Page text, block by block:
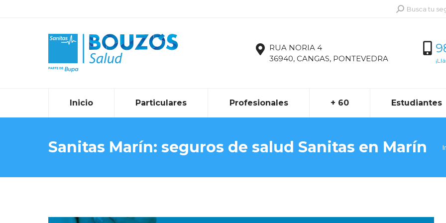
Buscar:
Busca tu
RUA NORIA 4
36940, CANGAS, PONTEVEDRA
Inicio Particulares Profesionales + 60 Estudiantes
Sanitas Marín: seguros de salud Sanitas en Marín